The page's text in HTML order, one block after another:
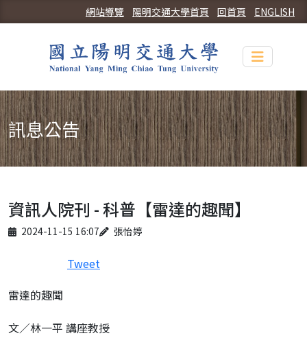
ENGLISH
回首頁
陽明交通大學首頁
網站導覽
Toggle
訊息公告
資訊人院刊 - 科普【雷達的趣聞】
Published on
2024-11-15 16:07
Author 張怡婷
Tweet
雷達的趣聞
文／林一平 講座教授